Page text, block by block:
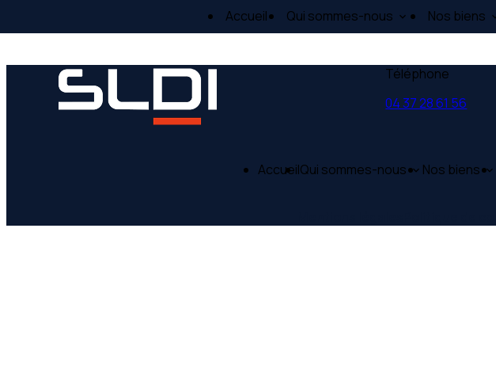
Accueil Qui sommes-nous Nos biens
Téléphone
04 37 28 61 56
AccueilQui sommes-nous Nos biens